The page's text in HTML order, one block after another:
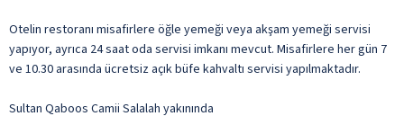
Otelin restoranı misafirlere öğle yemeği veya akşam yemeği servisi
yapıyor, ayrıca 24 saat oda servisi imkanı mevcut. Misafirlere her gün 7
ve 10.30 arasında ücretsiz açık büfe kahvaltı servisi yapılmaktadır.
Sultan Qaboos Camii Salalah yakınında